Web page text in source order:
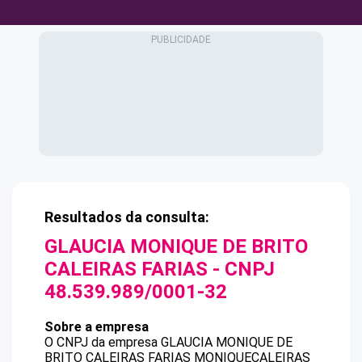
Resultados da consulta:
GLAUCIA MONIQUE DE BRITO
CALEIRAS FARIAS - CNPJ
48.539.989/0001-32
Sobre a empresa
O CNPJ da empresa GLAUCIA MONIQUE DE
BRITO CALEIRAS FARIAS MONIQUECALEIRAS